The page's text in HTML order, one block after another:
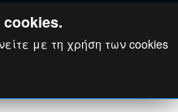
με τη χρήση των cookies